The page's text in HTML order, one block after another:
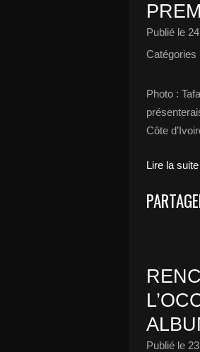
Publié le
Catégories
Photo :
Côte
Lire la suite
Publié le